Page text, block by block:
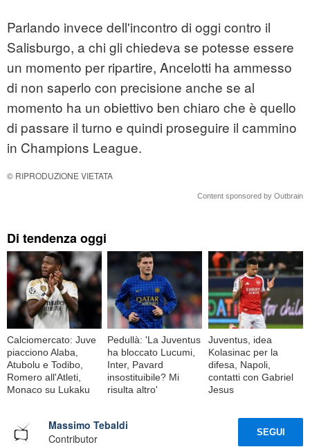
Parlando invece dell'incontro di oggi contro il
Salisburgo, a chi gli chiedeva se potesse essere
un momento per ripartire, Ancelotti ha ammesso
di non saperlo con precisione anche se al
momento ha un obiettivo ben chiaro che è quello
di passare il turno e quindi proseguire il cammino
in Champions League.
© RIPRODUZIONE VIETATA
Content sponsored by Outbrain
Di tendenza oggi
Calciomercato: Juve
piacciono Alaba,
Atubolu e Todibo,
Romero all'Atleti,
Monaco su Lukaku
Pedullà: 'La Juventus
ha bloccato Lucumi,
Inter, Pavard
insostituibile? Mi
risulta altro'
Juventus, idea
Kolasinac per la
difesa, Napoli,
contatti con Gabriel
Jesus
Massimo Tebaldi
Contributor
SEGUI